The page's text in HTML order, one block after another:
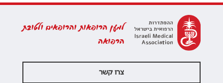
למען הרופאות והרופאים ולטובת
הרפואה
צרו קשר